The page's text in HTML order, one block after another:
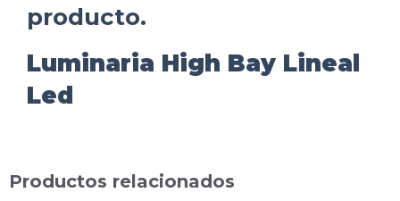
producto.
Luminaria High Bay Lineal
Led
Productos relacionados